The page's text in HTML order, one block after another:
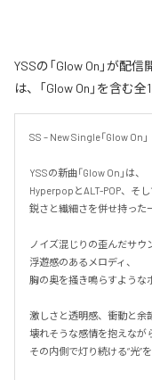
YSSの「Glow On」が配
は、「Glow On」を含む
SS – New Single「Glow On」
YSSの新曲「Glow On」は、
HyperpopとALT-POP、そし
鋭さと繊細さを併せ持った
ノイズ混じりの歪んだサウ
浮遊感のあるメロディ、
胸の奥を掻き鳴らすような
激しさと透明感、衝動と余
壊れそうな感情を抱えなが
その内側で灯り続ける“光”を